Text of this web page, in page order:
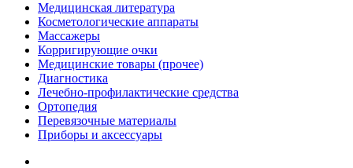
Медицинская литература
Косметологические аппараты
Массажеры
Корригирующие очки
Медицинские товары (прочее)
Диагностика
Лечебно-профилактические средства
Ортопедия
Перевязочные материалы
Приборы и аксессуары